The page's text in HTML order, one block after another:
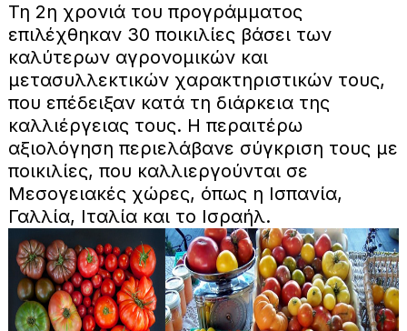
Τη 2η χρονιά του προγράμματος
επιλέχθηκαν 30 ποικιλίες βάσει των
καλύτερων αγρονομικών και
μετασυλλεκτικών χαρακτηριστικών τους,
που επέδειξαν κατά τη διάρκεια της
καλλιέργειας τους. Η περαιτέρω
αξιολόγηση περιελάβανε σύγκριση τους με
ποικιλίες, που καλλιεργούνται σε
Μεσογειακές χώρες, όπως η Ισπανία,
Γαλλία, Ιταλία και το Ισραήλ.